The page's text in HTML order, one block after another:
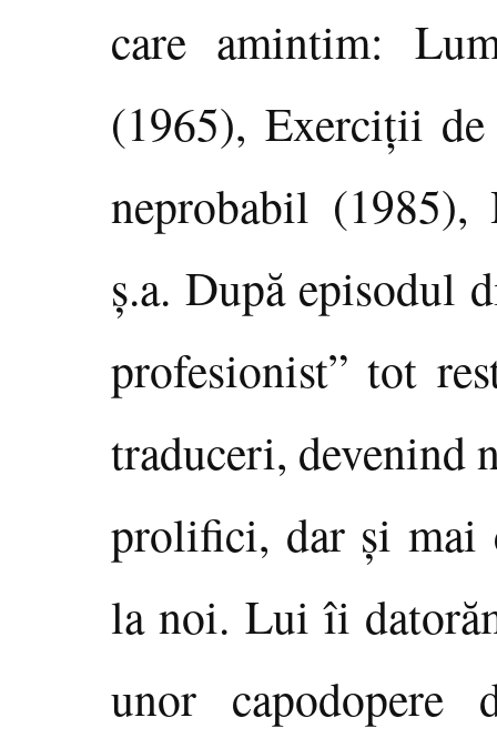
care amintim:
(1965), Exerciţii
neprobabil
ş.a. După episodul
profesionist” tot
traduceri, devenind
prolifici, dar şi mai
la noi. Lui îi
unor capodopere